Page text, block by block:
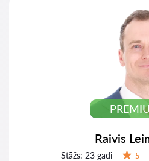
Raivis
Stāžs: 23 gadi 5